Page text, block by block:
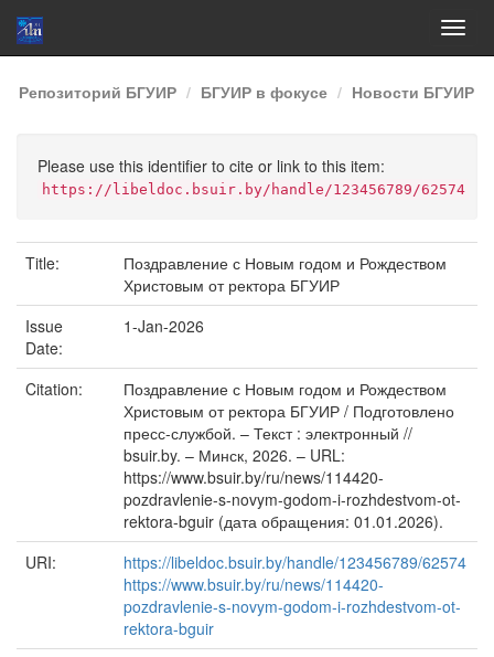
Skip
navigation
Репозиторий БГУИР БГУИР в фокусе Новости БГУИР
Please use this identifier to cite or link to this item:
https://libeldoc.bsuir.by/handle/123456789/62574
Title:
Поздравление с Новым годом и Рождеством
Христовым от ректора БГУИР
Issue
Date:
1-Jan-2026
Citation:
Поздравление с Новым годом и Рождеством
Христовым от ректора БГУИР / Подготовлено
пресс-службой. – Текст : электронный //
bsuir.by. – Минск, 2026. – URL:
https://www.bsuir.by/ru/news/114420-
pozdravlenie-s-novym-godom-i-rozhdestvom-ot-
rektora-bguir (дата обращения: 01.01.2026).
URI:
https://libeldoc.bsuir.by/handle/123456789/62574
https://www.bsuir.by/ru/news/114420-
pozdravlenie-s-novym-godom-i-rozhdestvom-ot-
rektora-bguir